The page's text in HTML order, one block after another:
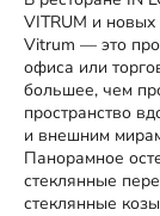
VITRUM и
Vitrum — это
офиса или
большее, чем
пространство
и внешним
Панорамное
стеклянные
стеклянные